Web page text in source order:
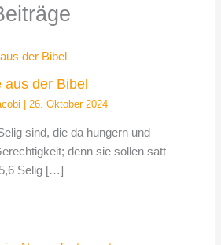
aus der Bibel
| 26. Oktober 2024
sind, die da hungern und
denn sie sollen satt
Selig […]